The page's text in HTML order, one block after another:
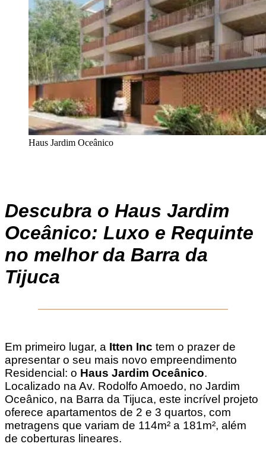
Haus Jardim Oceânico
Descubra o Haus Jardim
Oceânico: Luxo e Requinte
no melhor da Barra da
Tijuca
Em primeiro lugar, a Itten Inc tem o prazer de
apresentar o seu mais novo empreendimento
Residencial: o Haus Jardim Oceânico.
Localizado na Av. Rodolfo Amoedo, no Jardim
Oceânico, na Barra da Tijuca, este incrível projeto
oferece apartamentos de 2 e 3 quartos, com
metragens que variam de 114m² a 181m², além
de coberturas lineares.